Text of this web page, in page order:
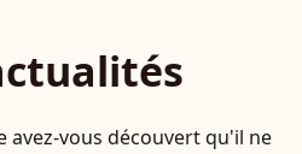
avez-vous découvert qu'il ne